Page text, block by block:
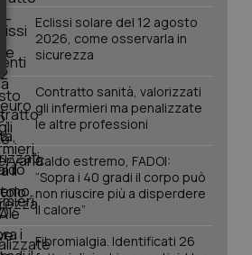
Eclissi solare del 12 agosto
2026, come osservarla in
sicurezza
Contratto sanità, valorizzati
gli infermieri ma penalizzate
le altre professioni
Caldo estremo, FADOI:
“Sopra i 40 gradi il corpo può
non riuscire più a disperdere
il calore”
Fibromialgia. Identificati 26